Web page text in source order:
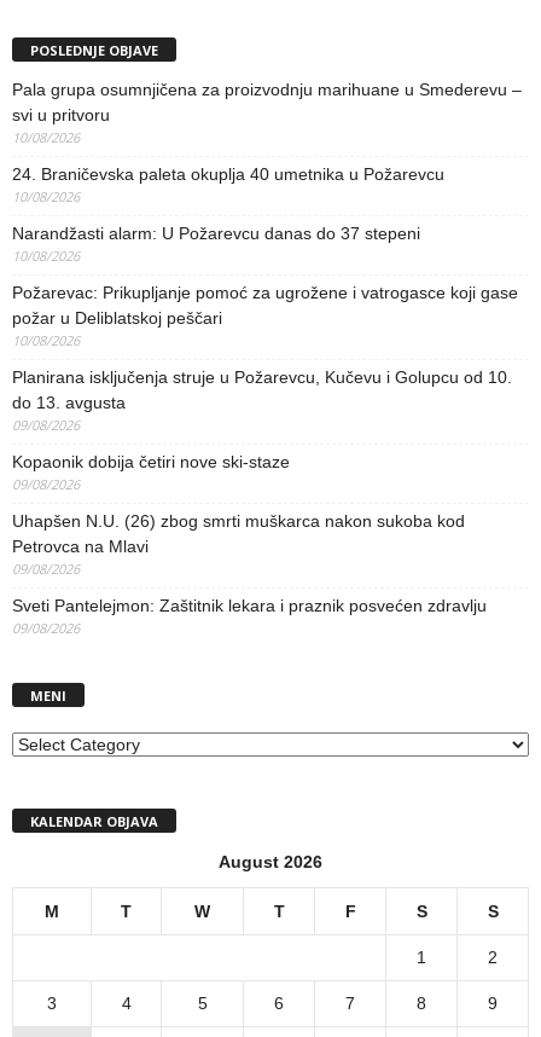
POSLEDNJE OBJAVE
Pala grupa osumnjičena za proizvodnju marihuane u Smederevu –
svi u pritvoru
10/08/2026
24. Braničevska paleta okuplja 40 umetnika u Požarevcu
10/08/2026
Narandžasti alarm: U Požarevcu danas do 37 stepeni
10/08/2026
Požarevac: Prikupljanje pomoć za ugrožene i vatrogasce koji gase
požar u Deliblatskoj peščari
10/08/2026
Planirana isključenja struje u Požarevcu, Kučevu i Golupcu od 10.
do 13. avgusta
09/08/2026
Kopaonik dobija četiri nove ski-staze
09/08/2026
Uhapšen N.U. (26) zbog smrti muškarca nakon sukoba kod
Petrovca na Mlavi
09/08/2026
Sveti Pantelejmon: Zaštitnik lekara i praznik posvećen zdravlju
09/08/2026
MENI
MENI
KALENDAR OBJAVA
August 2026
M T W T F S S
1 2
3 4 5 6 7 8 9